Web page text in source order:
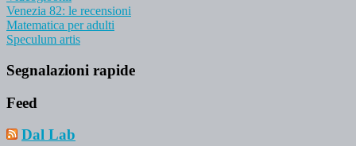
Venezia 82: le recensioni
Matematica per adulti
Speculum artis
Segnalazioni rapide
Feed
Dal Lab